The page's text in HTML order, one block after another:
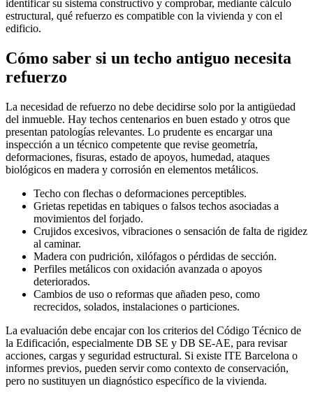
identificar su sistema constructivo y comprobar, mediante cálculo
estructural, qué refuerzo es compatible con la vivienda y con el
edificio.
Cómo saber si un techo antiguo necesita
refuerzo
La necesidad de refuerzo no debe decidirse solo por la antigüedad
del inmueble. Hay techos centenarios en buen estado y otros que
presentan patologías relevantes. Lo prudente es encargar una
inspección a un técnico competente que revise geometría,
deformaciones, fisuras, estado de apoyos, humedad, ataques
biológicos en madera y corrosión en elementos metálicos.
Techo con flechas o deformaciones perceptibles.
Grietas repetidas en tabiques o falsos techos asociadas a
movimientos del forjado.
Crujidos excesivos, vibraciones o sensación de falta de rigidez
al caminar.
Madera con pudrición, xilófagos o pérdidas de sección.
Perfiles metálicos con oxidación avanzada o apoyos
deteriorados.
Cambios de uso o reformas que añaden peso, como
recrecidos, solados, instalaciones o particiones.
La evaluación debe encajar con los criterios del Código Técnico de
la Edificación, especialmente DB SE y DB SE-AE, para revisar
acciones, cargas y seguridad estructural. Si existe ITE Barcelona o
informes previos, pueden servir como contexto de conservación,
pero no sustituyen un diagnóstico específico de la vivienda.